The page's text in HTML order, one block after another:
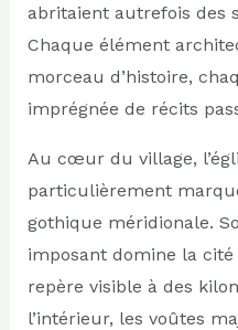
abritaient autrefois des
Chaque élément
morceau d’histoire,
imprégnée de récits
Au cœur du village,
particulièrement
gothique méridionale.
imposant domine la
repère visible à des
l’intérieur, les voûtes